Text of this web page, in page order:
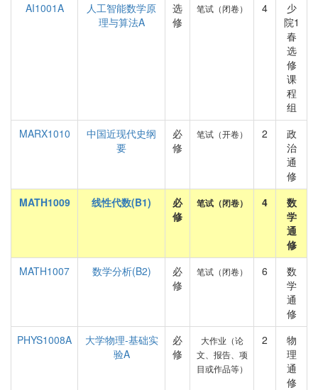
AI1001A
人工智能数学原
理与算法A
选
修
笔试（闭卷） 4
少
院1
春
选
修
课
程
组
MARX1010
中国近现代史纲
要
必
修
笔试（开卷） 2
政
治
通
修
MATH1009
线性代数(B1)
必
修
笔试（闭卷） 4
数
学
通
修
MATH1007
数学分析(B2)
必
修
笔试（闭卷） 6
数
学
通
修
PHYS1008A
大学物理-基础实
验A
必
修
大作业（论
文、报告、项
目或作品等）
2
物
理
通
修